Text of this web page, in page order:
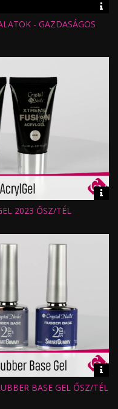
- GAZDASÁGOS
2023 ŐSZ/TÉL
BASE GEL ŐSZ/TÉL